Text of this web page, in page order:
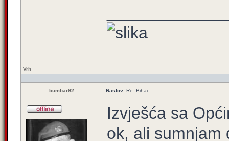
Vrh
bumbar92 Naslov: Re: Bihac
Izvješća sa
ok, ali sumnjam